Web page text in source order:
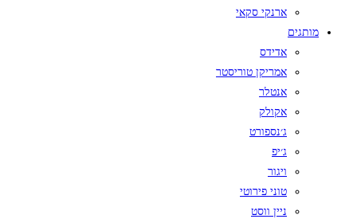
ארנקי סקאי
מותגים
אדידס
אמריקן טוריסטר
אנטלר
אקולק
ג׳נספורט
ג׳יפ
ויגור
טוני פירוטי
ניין ווסט